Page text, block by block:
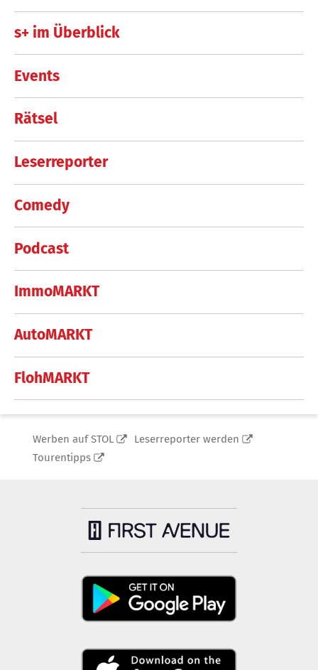
s+ im Überblick
Events
Rätsel
Leserreporter
Comedy
Podcast
ImmoMARKT
AutoMARKT
FlohMARKT
Werben auf STOL
Leserreporter werden
Tourentipps